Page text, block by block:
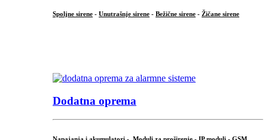
Spoljne sirene - Unutrašnje sirene - Bežične sirene - Žičane sirene
Dodatna oprema